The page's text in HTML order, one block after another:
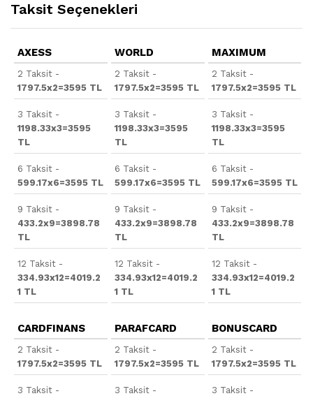
Taksit Seçenekleri
AXESS
2 Taksit -
1797.5x2=3595 TL
3 Taksit -
1198.33x3=3595
TL
6 Taksit -
599.17x6=3595 TL
9 Taksit -
433.2x9=3898.78
TL
12 Taksit -
334.93x12=4019.2
1 TL
WORLD
2 Taksit -
1797.5x2=3595 TL
3 Taksit -
1198.33x3=3595
TL
6 Taksit -
599.17x6=3595 TL
9 Taksit -
433.2x9=3898.78
TL
12 Taksit -
334.93x12=4019.2
1 TL
MAXIMUM
2 Taksit -
1797.5x2=3595 TL
3 Taksit -
1198.33x3=3595
TL
6 Taksit -
599.17x6=3595 TL
9 Taksit -
433.2x9=3898.78
TL
12 Taksit -
334.93x12=4019.2
1 TL
CARDFINANS
2 Taksit -
1797.5x2=3595 TL
3 Taksit -
PARAFCARD
2 Taksit -
1797.5x2=3595 TL
3 Taksit -
BONUSCARD
2 Taksit -
1797.5x2=3595 TL
3 Taksit -